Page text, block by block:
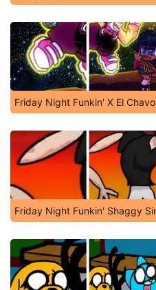
Friday Night Funkin' X El
Friday Night Funkin' Shaggy